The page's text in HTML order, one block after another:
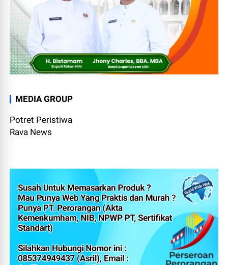
MEDIA GROUP
Potret Peristiwa
Rava News